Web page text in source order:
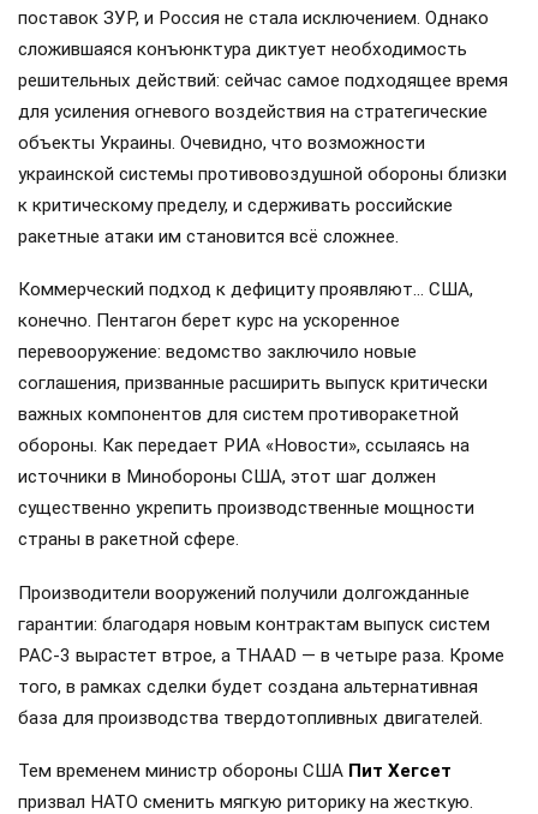
поставок ЗУР, и Россия не стала исключением. Однако
сложившаяся конъюнктура диктует необходимость
решительных действий: сейчас самое подходящее время
для усиления огневого воздействия на стратегические
объекты Украины. Очевидно, что возможности
украинской системы противовоздушной обороны близки
к критическому пределу, и сдерживать российские
ракетные атаки им становится всё сложнее.
Коммерческий подход к дефициту проявляют… США,
конечно. Пентагон берет курс на ускоренное
перевооружение: ведомство заключило новые
соглашения, призванные расширить выпуск критически
важных компонентов для систем противоракетной
обороны. Как передает РИА «Новости», ссылаясь на
источники в Минобороны США, этот шаг должен
существенно укрепить производственные мощности
страны в ракетной сфере.
Производители вооружений получили долгожданные
гарантии: благодаря новым контрактам выпуск систем
PAC-3 вырастет втрое, а THAAD — в четыре раза. Кроме
того, в рамках сделки будет создана альтернативная
база для производства твердотопливных двигателей.
Тем временем министр обороны США Пит Хегсет
призвал НАТО сменить мягкую риторику на жесткую.